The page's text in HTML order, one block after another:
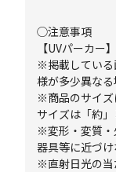
◯注意事項
【UVパーカー】
※掲載している
様が多少異なる
※商品のサイズ
サイズは「約
※変形・変質・
器具等に近づけ
※直射日光の当